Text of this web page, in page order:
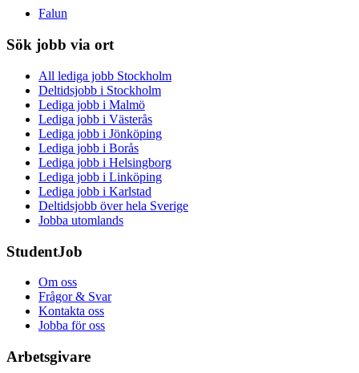
Falun
Sök jobb via ort
All lediga jobb Stockholm
Deltidsjobb i Stockholm
Lediga jobb i Malmö
Lediga jobb i Västerås
Lediga jobb i Jönköping
Lediga jobb i Borås
Lediga jobb i Helsingborg
Lediga jobb i Linköping
Lediga jobb i Karlstad
Deltidsjobb över hela Sverige
Jobba utomlands
StudentJob
Om oss
Frågor & Svar
Kontakta oss
Jobba för oss
Arbetsgivare